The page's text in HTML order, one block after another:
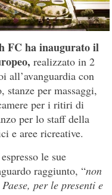
FC ha inaugurato il
realizzato in 2
all’avanguardia con
stanze per massaggi,
per i ritiri di
per lo staff della
e aree ricreative.
le sue
raggiunto, “non
per le presenti e